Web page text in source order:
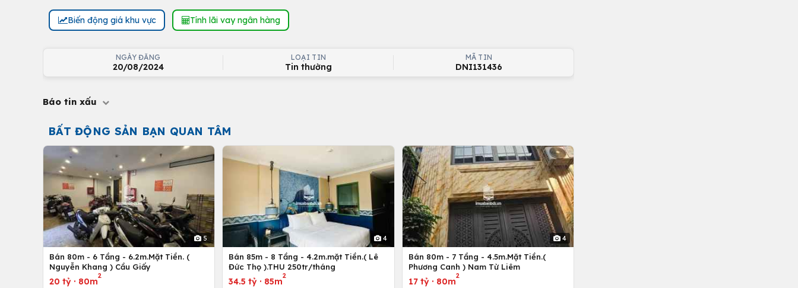
Biến động giá khu vực Tính lãi vay ngân hàng
NGÀY ĐĂNG
20/08/2024
LOẠI TIN
Tin thường
MÃ TIN
DNI131436
Báo tin xấu
BẤT ĐỘNG SẢN BẠN QUAN TÂM
5
Bán 80m - 6 Tầng - 6.2m.Mặt Tiền. (
Nguyễn Khang ) Cầu Giấy
20 tỷ · 80m
2
4
Bán 85m - 8 Tầng - 4.2m.mặt Tiền.( Lê
Đức Thọ ).THU 250tr/tháng
34.5 tỷ · 85m
2
4
Bán 80m - 7 Tầng - 4.5m.Mặt Tiền.(
Phương Canh ) Nam Từ Liêm
17 tỷ· 80m
2